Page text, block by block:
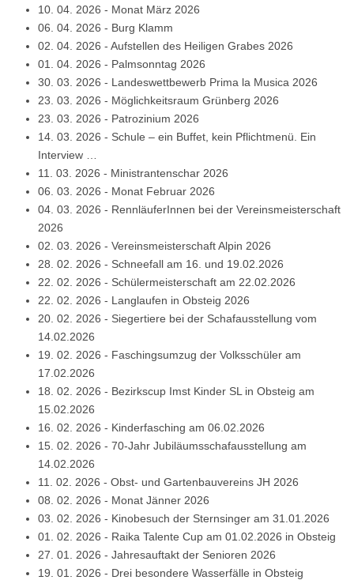
10. 04. 2026 - Monat März 2026
06. 04. 2026 - Burg Klamm
02. 04. 2026 - Aufstellen des Heiligen Grabes 2026
01. 04. 2026 - Palmsonntag 2026
30. 03. 2026 - Landeswettbewerb Prima la Musica 2026
23. 03. 2026 - Möglichkeitsraum Grünberg 2026
23. 03. 2026 - Patrozinium 2026
14. 03. 2026 - Schule – ein Buffet, kein Pflichtmenü. Ein
Interview …
11. 03. 2026 - Ministrantenschar 2026
06. 03. 2026 - Monat Februar 2026
04. 03. 2026 - RennläuferInnen bei der Vereinsmeisterschaft
2026
02. 03. 2026 - Vereinsmeisterschaft Alpin 2026
28. 02. 2026 - Schneefall am 16. und 19.02.2026
22. 02. 2026 - Schülermeisterschaft am 22.02.2026
22. 02. 2026 - Langlaufen in Obsteig 2026
20. 02. 2026 - Siegertiere bei der Schafausstellung vom
14.02.2026
19. 02. 2026 - Faschingsumzug der Volksschüler am
17.02.2026
18. 02. 2026 - Bezirkscup Imst Kinder SL in Obsteig am
15.02.2026
16. 02. 2026 - Kinderfasching am 06.02.2026
15. 02. 2026 - 70-Jahr Jubiläumsschafausstellung am
14.02.2026
11. 02. 2026 - Obst- und Gartenbauvereins JH 2026
08. 02. 2026 - Monat Jänner 2026
03. 02. 2026 - Kinobesuch der Sternsinger am 31.01.2026
01. 02. 2026 - Raika Talente Cup am 01.02.2026 in Obsteig
27. 01. 2026 - Jahresauftakt der Senioren 2026
19. 01. 2026 - Drei besondere Wasserfälle in Obsteig